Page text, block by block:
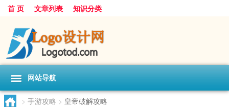
首 页 文章列表 知识分类
网站导航
> 手游攻略 > 皇帝破解攻略